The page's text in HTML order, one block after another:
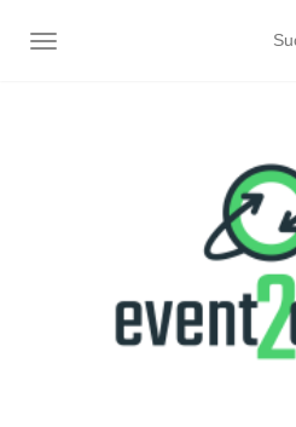
NAVIGATION UMSCHALTEN